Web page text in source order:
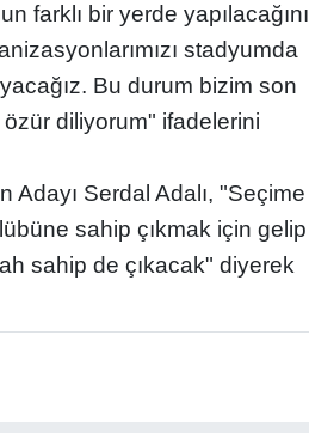
farklı bir yerde yapılacağını
stadyumda
Bu durum bizim son
diliyorum" ifadelerini
Adayı Serdal Adalı, "Seçime
sahip çıkmak için gelip
sahip de çıkacak" diyerek